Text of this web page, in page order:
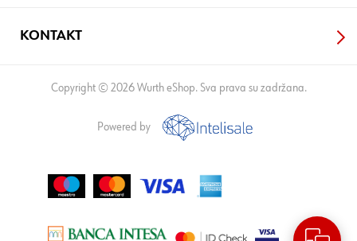
KONTAKT
Copyright © 2026 Wurth eShop. Sva prava su zadržana.
Powered by